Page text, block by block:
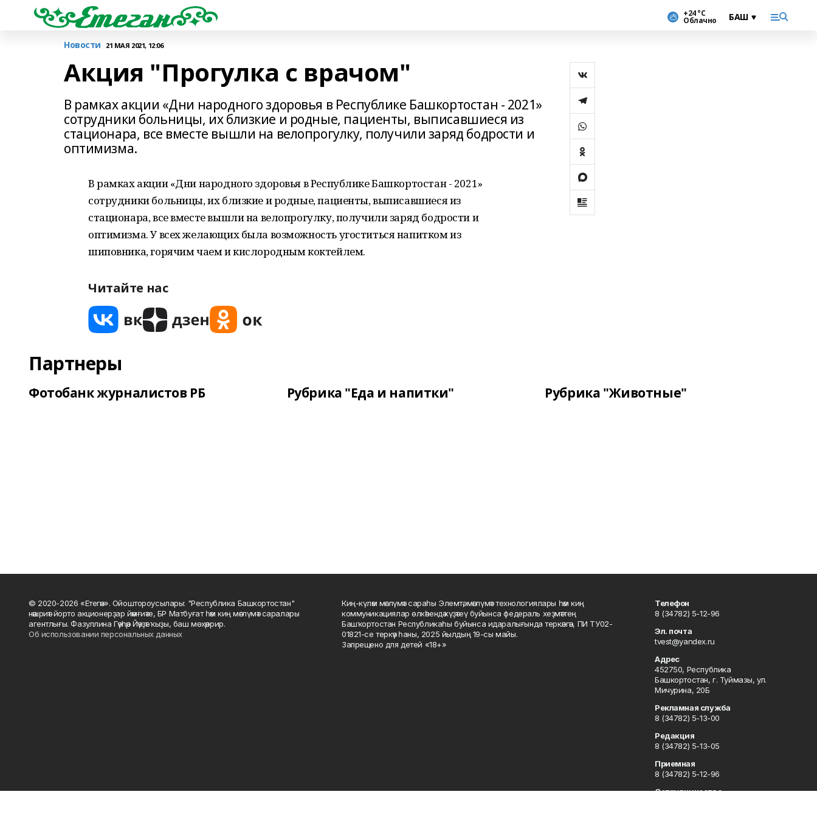
+24 °С
Облачно
Новости 21 МАЯ 2021, 12:06
Акция "Прогулка с врачом"
В рамках акции «Дни народного здоровья в Республике Башкортостан - 2021»
сотрудники больницы, их близкие и родные, пациенты, выписавшиеся из
стационара, все вместе вышли на велопрогулку, получили заряд бодрости и
оптимизма.
В рамках акции «Дни народного здоровья в Республике Башкортостан - 2021»
сотрудники больницы, их близкие и родные, пациенты, выписавшиеся из
стационара, все вместе вышли на велопрогулку, получили заряд бодрости и
оптимизма. У всех желающих была возможность угоститься напитком из
шиповника, горячим чаем и кислородным коктейлем.
Читайте нас
Партнеры
Фотобанк журналистов РБ Рубрика "Еда и напитки" Рубрика "Животные"
© 2020-2026 «Етегән». Ойоштороусылары: "Республика Башкортостан"
нәшриәт йорто акционерҙар йәмғиәте, БР Матбуғат һәм киң мәғлүмәт саралары
агентлығы. Фазуллина Гәүһәр Йәүҙәт ҡыҙы, баш мөхәррир.
Об использовании персональных данных
Киң-күләм мәғлүмәт сараһы Элемтә, мәғлүмәт технологиялары һәм киң
коммуникациялар өлкәһендә күҙәтеү буйынса федераль хеҙмәттең
Башҡортостан Республикаһы буйынса идаралығында теркәлгән, ПИ ТУ02-
01821-се теркәү һаны, 2025 йылдың 19-сы майы.
Запрещено для детей «18+»
Телефон
8 (34782) 5-12-96
Эл. почта
tvest@yandex.ru
Адрес
452750, Республика
Башкортостан, г. Туймазы, ул.
Мичурина, 20Б
Рекламная служба
8 (34782) 5-13-00
Редакция
8 (34782) 5-13-05
Приемная
8 (34782) 5-12-96
Сотрудничество